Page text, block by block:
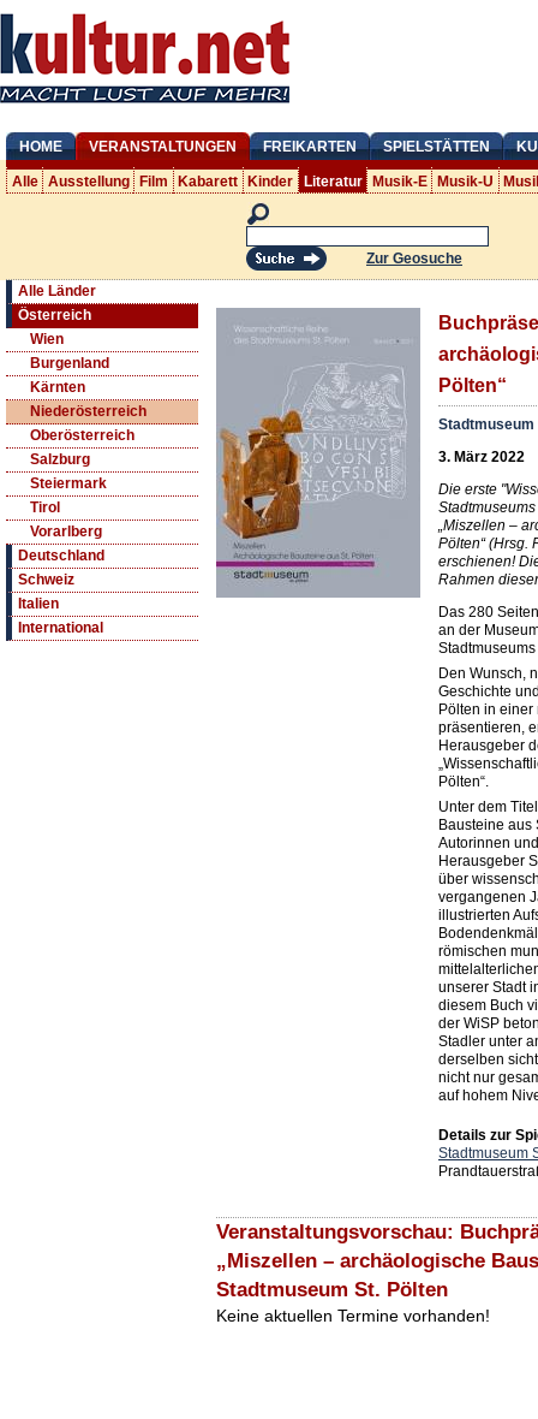
HOME VERANSTALTUNGEN FREIKARTEN SPIELSTÄTTEN
Alle Ausstellung Film Kabarett Kinder Literatur Musik-E Musik-U
Zur Geosuche
Alle Länder
Österreich
Wien
Burgenland
Kärnten
Niederösterreich
Oberösterreich
Salzburg
Steiermark
Tirol
Vorarlberg
Deutschland
Schweiz
Italien
International
Pölten“
Stadtmuseum
3. März 2022
Die erste
„Miszellen –
Pölten“ (Hrsg.
erschienen!
Rahmen
Das 280
an der
Den Wunsch,
Geschichte
Pölten in
präsentieren,
Herausgeber
Pölten“.
Unter dem
Bausteine aus
Autorinnen
Herausgeber
über
vergangenen
illustrierten
römischen
unserer Stadt
diesem Buch
der WiSP
Stadler unter
derselben
nicht nur
auf hohem
Details zur
Stadtmuseum
Veranstaltungsvorschau:
„Miszellen – archäologische
Stadtmuseum St. Pölten
Keine aktuellen Termine vorhanden!